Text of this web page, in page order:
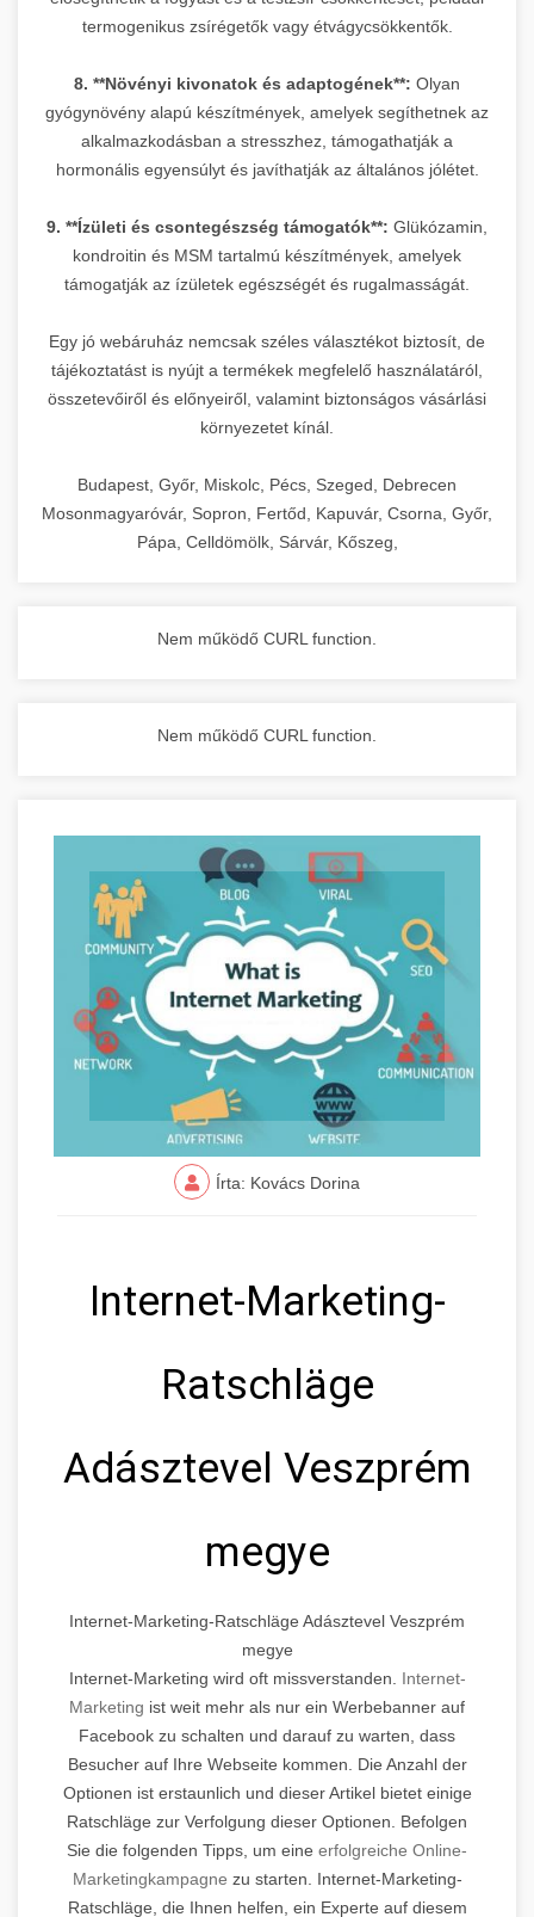
termogenikus zsírégetők vagy étvágycsökkentők.
8. **Növényi kivonatok és adaptogének**: Olyan
gyógynövény alapú készítmények, amelyek segíthetnek az
alkalmazkodásban a stresszhez, támogathatják a
hormonális egyensúlyt és javíthatják az általános jólétet.
9. **Ízületi és csontegészség támogatók**: Glükózamin,
kondroitin és MSM tartalmú készítmények, amelyek
támogatják az ízületek egészségét és rugalmasságát.
Egy jó webáruház nemcsak széles választékot biztosít, de
tájékoztatást is nyújt a termékek megfelelő használatáról,
összetevőiről és előnyeiről, valamint biztonságos vásárlási
környezetet kínál.
Budapest, Győr, Miskolc, Pécs, Szeged, Debrecen
Mosonmagyaróvár, Sopron, Fertőd, Kapuvár, Csorna, Győr,
Pápa, Celldömölk, Sárvár, Kőszeg,
Nem működő CURL function.
Nem működő CURL function.
Írta: Kovács Dorina
Internet-Marketing-
Ratschläge
Adásztevel Veszprém
megye
Internet-Marketing-Ratschläge Adásztevel Veszprém
megye
Internet-Marketing wird oft missverstanden. Internet-
Marketing ist weit mehr als nur ein Werbebanner auf
Facebook zu schalten und darauf zu warten, dass
Besucher auf Ihre Webseite kommen. Die Anzahl der
Optionen ist erstaunlich und dieser Artikel bietet einige
Ratschläge zur Verfolgung dieser Optionen. Befolgen
Sie die folgenden Tipps, um eine erfolgreiche Online-
Marketingkampagne zu starten. Internet-Marketing-
Ratschläge, die Ihnen helfen, ein Experte auf diesem